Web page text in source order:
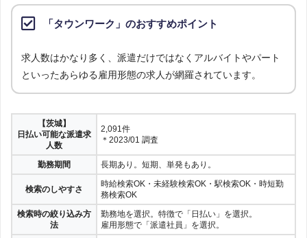
「タウンワーク」のおすすめポイント
求人数はかなり多く、派遣だけではなくアルバイトやパート
といったあらゆる雇用形態の求人が網羅されています。
【茨城】
日払い可能な派遣求
人数
2,091件
＊2023/01 調査
勤務期間 長期あり。短期、単発もあり。
検索のしやすさ
時給検索OK・未経験検索OK・駅検索OK・時短勤
務検索OK
検索時の絞り込み方
法
勤務地を選択。特徴で「日払い」を選択。
雇用形態で「派遣社員」を選択。